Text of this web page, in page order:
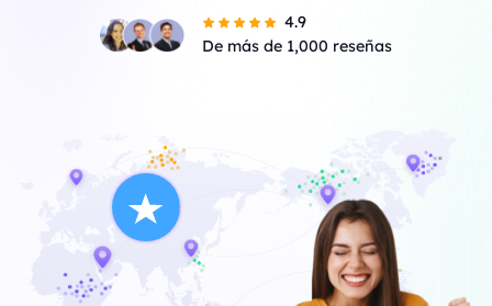
4.9
De más de 1,000 reseñas